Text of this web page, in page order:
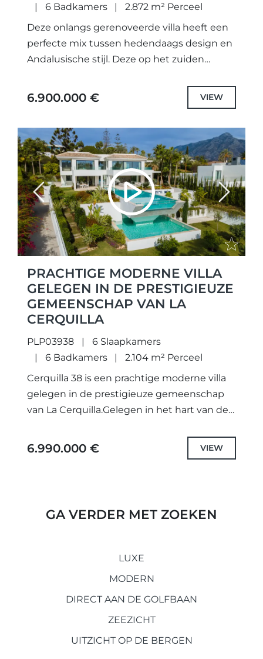
6 Badkamers
2.872 m² Perceel
Deze onlangs gerenoveerde villa heeft een
perfecte mix tussen hedendaags design en
Andalusische stijl. Deze op het zuiden
Cerquilla in Nueva Andalusië...
6.900.000 € VIEW
Previous Next
PRACHTIGE MODERNE VILLA
GELEGEN IN DE PRESTIGIEUZE
GEMEENSCHAP VAN LA
CERQUILLA
PLP03938
6 Slaapkamers
6 Badkamers
2.104 m² Perceel
Cerquilla 38 is een prachtige moderne villa
gelegen in de prestigieuze gemeenschap
van La Cerquilla.Gelegen in het hart van de
korte afstand...
6.990.000 € VIEW
GA VERDER MET ZOEKEN
LUXE
MODERN
DIRECT AAN DE GOLFBAAN
ZEEZICHT
UITZICHT OP DE BERGEN